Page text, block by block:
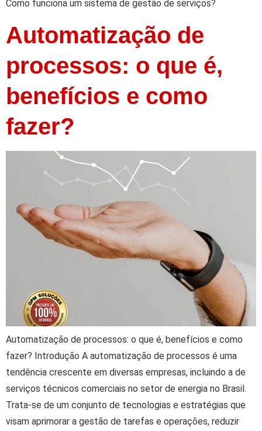
Como funciona um sistema de gestão de serviços?
Automatização de
processos: o que é,
benefícios e como
fazer?
Automatização de processos: o que é, benefícios e como
fazer? Introdução A automatização de processos é uma
tendência crescente em diversas empresas, incluindo a de
serviços técnicos comerciais no setor de energia no Brasil.
Trata-se de um conjunto de tecnologias e estratégias que
visam aprimorar a gestão de tarefas e operações, reduzir